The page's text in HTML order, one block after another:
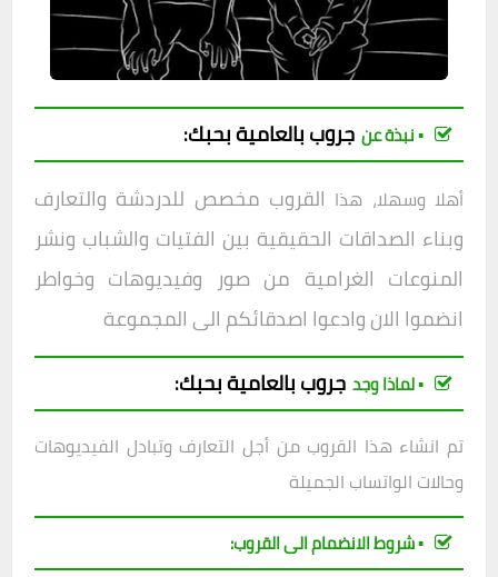
▪︎ نبذة عن جروببالعامية بحبك:
أهلا وسهلا، هذا القروب مخصص للدردشة والتعارف
وبناء الصداقات الحقيقية بين الفتيات والشباب ونشر
المنوعات الغرامية من صور وفيديوهات وخواطر
انضموا الان وادعوا اصدقائكم الى المجموعة
▪︎ لماذا وجد جروببالعامية بحبك:
تم انشاء هذا القروب من أجل التعارف وتبادل الفيديوهات
وحالات الواتساب الجميلة
▪︎ شروط الانضمام الى القروب: